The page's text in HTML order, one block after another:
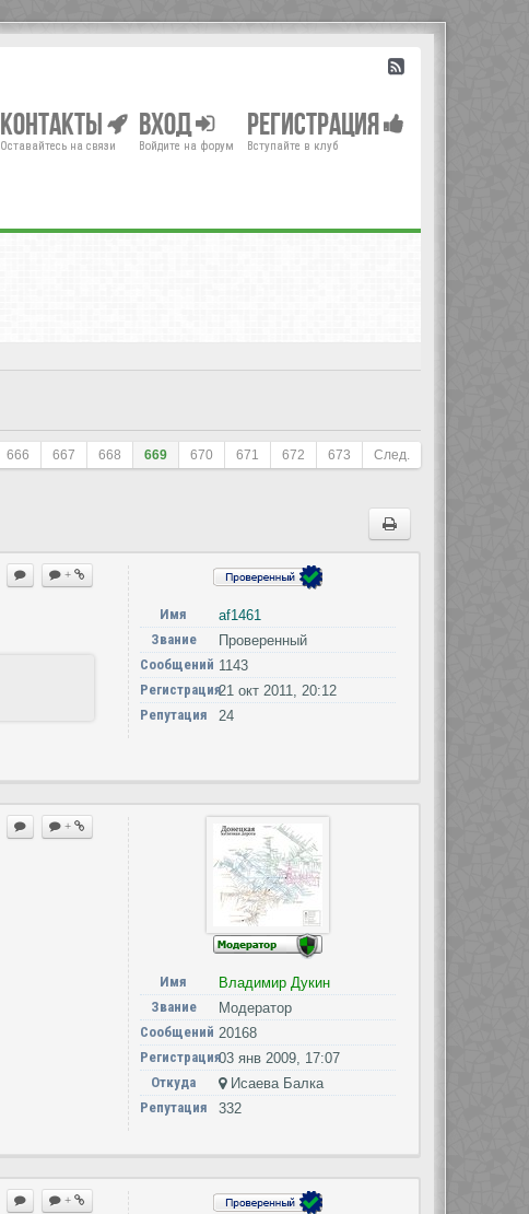
Контакты
Оставайтесь на связи
Вход
Войдите на форум
Регистрация
Вступайте в клуб
666 667 668 669 670 671 672 673 След.
+
Имя
af1461
Звание
Проверенный
Сообщений 1143
Регистрация21 окт 2011, 20:12
Репутация
24
+
Имя
Владимир Дукин
Звание
Модератор
Сообщений 20168
Регистрация03 янв 2009, 17:07
Откуда
Исаева Балка
Репутация
332
+